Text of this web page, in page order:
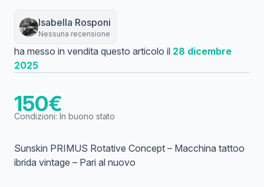
Isabella Rosponi
Nessuna recensione
ha messo in vendita questo articolo il 28 dicembre
2025
150€
Condizioni: In buono stato
Sunskin PRIMUS Rotative Concept – Macchina tattoo
ibrida vintage – Pari al nuovo